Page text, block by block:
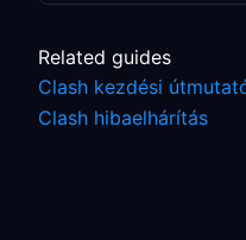
Related guides
Clash kezdési
Clash hibaelhárítás